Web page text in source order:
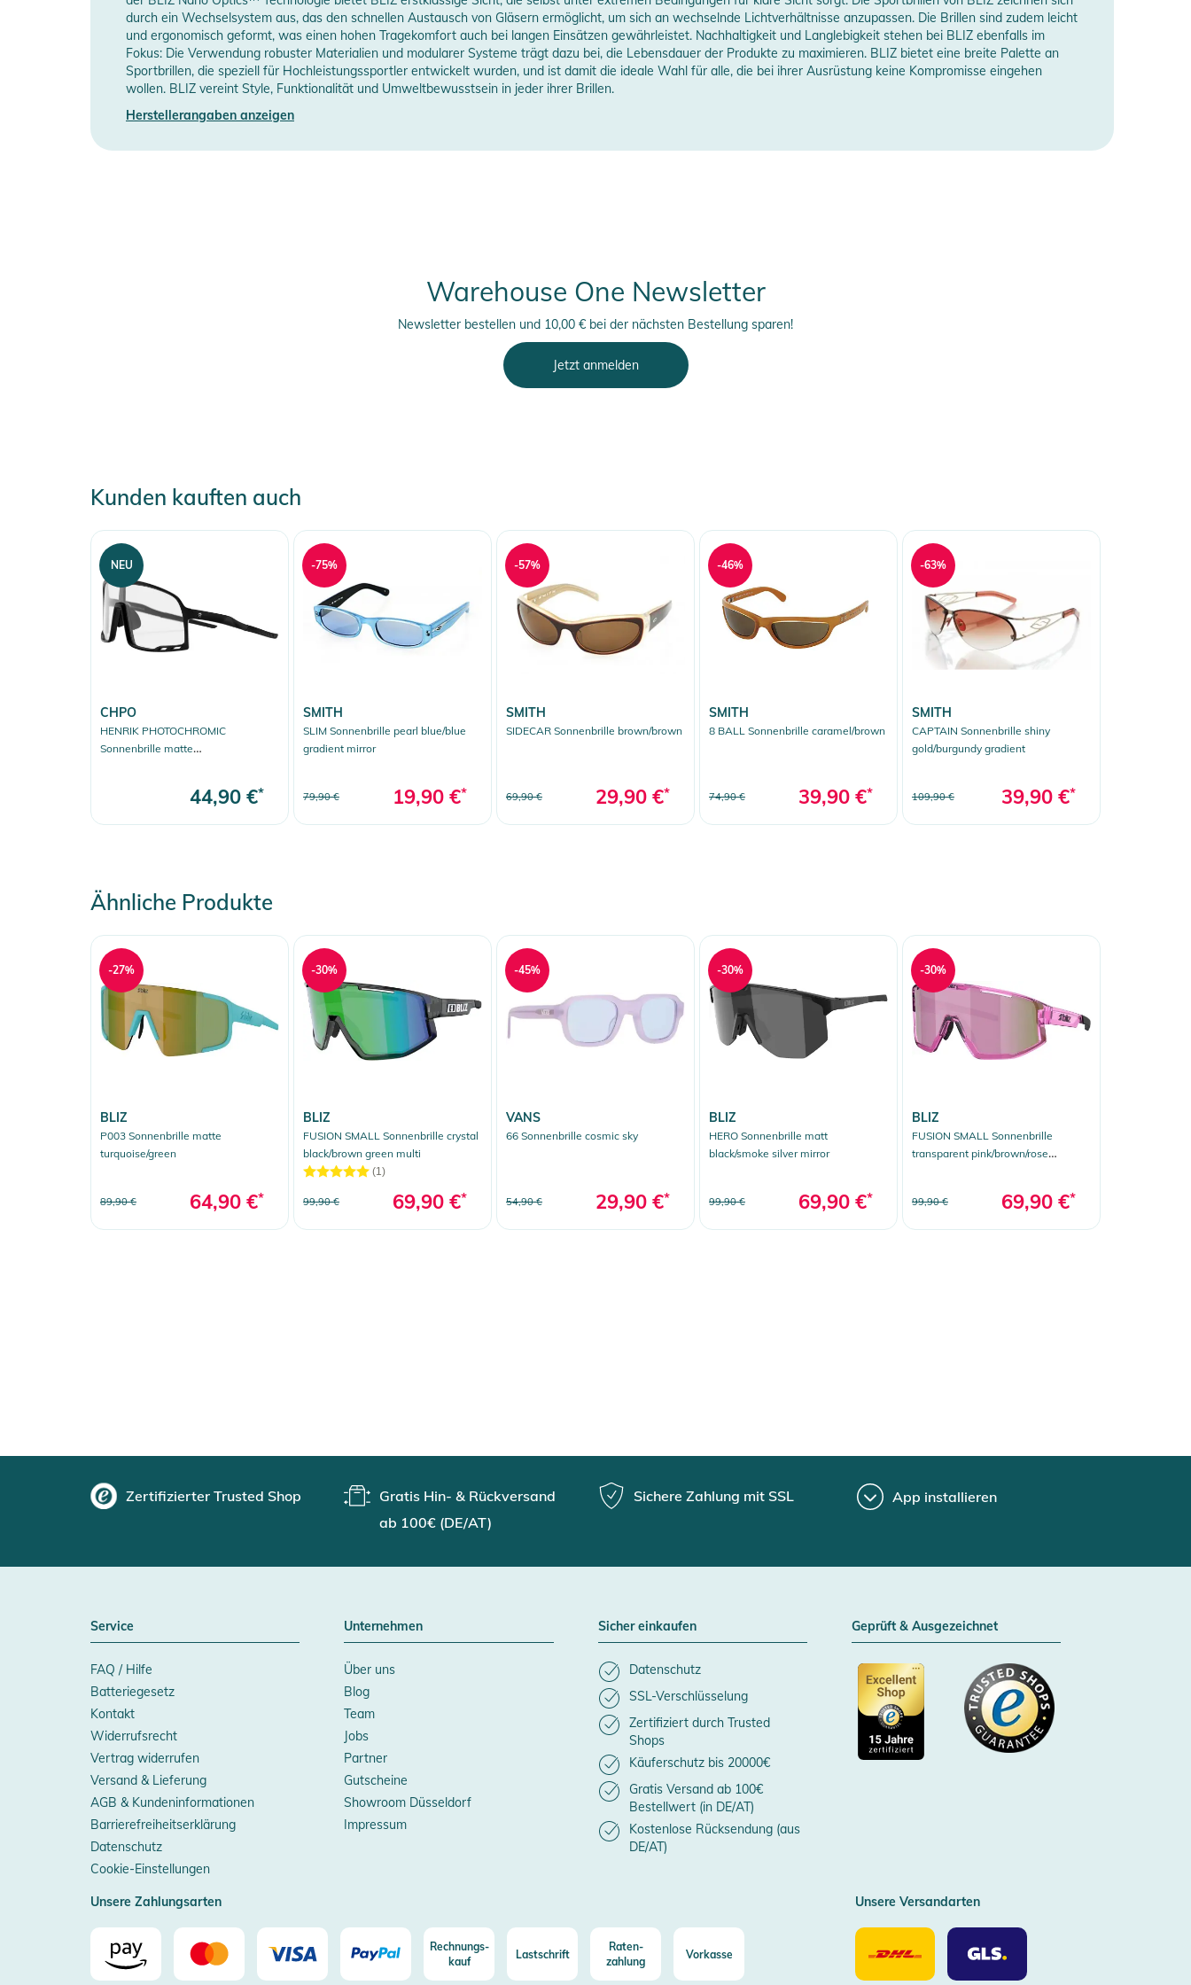
- Bliz Fusion Lens Tech: Die Bliz Fusion Lens Tech ist unsere Standardlinse. Sie bietet PERFEKTE
KURVE, UV-SCHUTZ, X.PC BRUCHSICHER, und bei Bedarf Multicoating oder Polarisiert in einer
großartigen Linse.
Produktinformationen und Sicherheitshinweise
durch ein Wechselsystem aus, das den schnellen Austausch von Gläsern ermöglicht, um sich an wechselnde Lichtverhältnisse anzupassen. Die Brillen sind zudem leicht
und ergonomisch geformt, was einen hohen Tragekomfort auch bei langen Einsätzen gewährleistet. Nachhaltigkeit und Langlebigkeit stehen bei BLIZ ebenfalls im
Fokus: Die Verwendung robuster Materialien und modularer Systeme trägt dazu bei, die Lebensdauer der Produkte zu maximieren. BLIZ bietet eine breite Palette an
Sportbrillen, die speziell für Hochleistungssportler entwickelt wurden, und ist damit die ideale Wahl für alle, die bei ihrer Ausrüstung keine Kompromisse eingehen
wollen. BLIZ vereint Style, Funktionalität und Umweltbewusstsein in jeder ihrer Brillen.
Herstellerangaben anzeigen
Warehouse One Newsletter
Newsletter bestellen und 10,00 € bei der nächsten Bestellung sparen!
Jetzt anmelden
Kunden kauften auch
CHPO
HENRIK PHOTOCHROMIC
Sonnenbrille matte
44,90 €*
NEU
SMITH
SLIM Sonnenbrille pearl blue/blue
gradient mirror
79,90 € 19,90 €*
-75%
SMITH
SIDECAR Sonnenbrille brown/brown
69,90 € 29,90 €*
-57%
SMITH
8 BALL Sonnenbrille caramel/brown
74,90 € 39,90 €*
-46%
SMITH
CAPTAIN Sonnenbrille shiny
gold/burgundy gradient
109,90 € 39,90 €*
-63%
Ähnliche Produkte
BLIZ
P003 Sonnenbrille matte
turquoise/green
89,90 € 64,90 €*
-27%
BLIZ
FUSION SMALL Sonnenbrille crystal
black/brown green multi
(1)
99,90 € 69,90 €*
-30%
VANS
66 Sonnenbrille cosmic sky
54,90 € 29,90 €*
-45%
BLIZ
HERO Sonnenbrille matt
black/smoke silver mirror
99,90 € 69,90 €*
-30%
BLIZ
FUSION SMALL Sonnenbrille
transparent pink/brown/rose
99,90 € 69,90 €*
-30%
Zertifizierter Trusted Shop
Gratis Hin- & Rückversand
ab 100€ (DE/AT)
Sichere Zahlung mit SSL App installieren
Service
FAQ / Hilfe
Batteriegesetz
Kontakt
Widerrufsrecht
Vertrag widerrufen
Versand & Lieferung
AGB & Kundeninformationen
Barrierefreiheitserklärung
Datenschutz
Cookie-Einstellungen
Unternehmen
Über uns
Blog
Team
Jobs
Partner
Gutscheine
Showroom Düsseldorf
Impressum
Sicher einkaufen
Datenschutz
SSL-Verschlüsselung
Zertifiziert durch Trusted
Shops
Käuferschutz bis 20000€
Gratis Versand ab 100€
Bestellwert (in DE/AT)
Kostenlose Rücksendung (aus
DE/AT)
Geprüft & Ausgezeichnet
Unsere Zahlungsarten
Rechnungs-
kauf
Lastschrift
Raten-
zahlung
Vorkasse
Unsere Versandarten
Unsere
Versandarten
DHL
Unsere
Versandarten
GLS